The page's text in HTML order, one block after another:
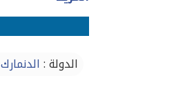
الدولة : الدنمارك